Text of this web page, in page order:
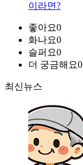
이라면?
좋아요0
화나요0
슬퍼요0
더 궁금해요0
최신뉴스